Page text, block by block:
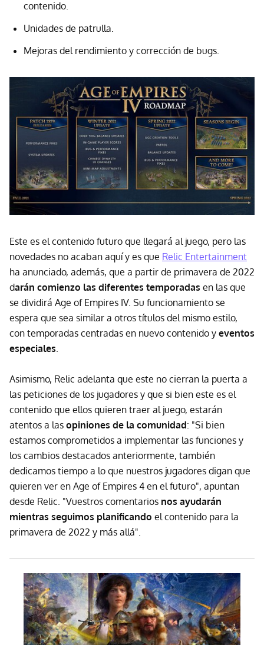
contenido.
Unidades de patrulla.
Mejoras del rendimiento y corrección de bugs.
Este es el contenido futuro que llegará al juego, pero las
novedades no acaban aquí y es que Relic Entertainment
ha anunciado, además, que a partir de primavera de 2022
darán comienzo las diferentes temporadas en las que
se dividirá Age of Empires IV. Su funcionamiento se
espera que sea similar a otros títulos del mismo estilo,
con temporadas centradas en nuevo contenido y eventos
especiales
Asimismo, Relic adelanta que este no cierran la puerta a
las peticiones de los jugadores y que si bien este es el
contenido que ellos quieren traer al juego, estarán
atentos a las opiniones de la comunidad: "Si bien
estamos comprometidos a implementar las funciones y
los cambios destacados anteriormente, también
dedicamos tiempo a lo que nuestros jugadores digan que
quieren ver en Age of Empires 4 en el futuro", apuntan
desde Relic. "Vuestros comentarios nos ayudarán
mientras seguimos planificando el contenido para la
primavera de 2022 y más allá".